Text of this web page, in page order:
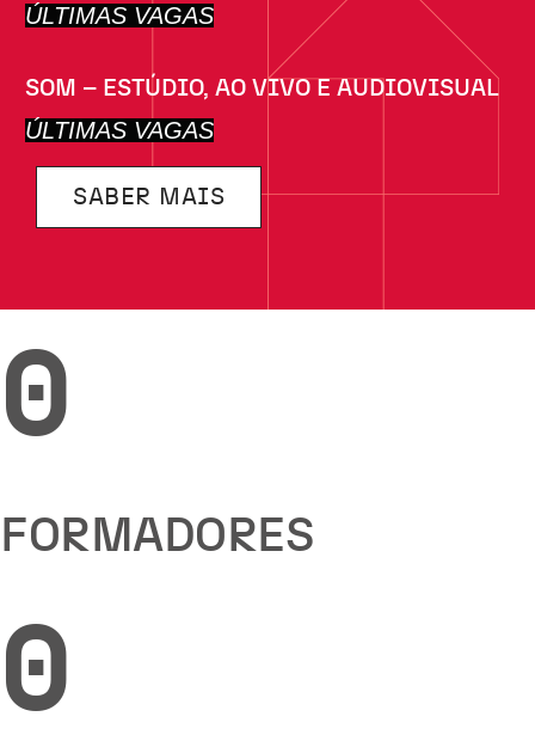
ÚLTIMAS VAGAS
SOM – ESTÚDIO, AO VIVO E AUDIOVISUAL
ÚLTIMAS VAGAS
SABER MAIS
0
FORMADORES
0